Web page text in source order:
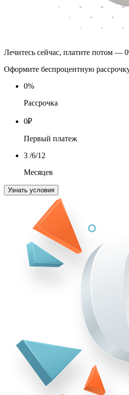
Лечитесь сейчас, платите потом —
Оформите беспроцентную
0%
Рассрочка
0₽
Первый платеж
3 /6/12
Месяцев
Узнать условия